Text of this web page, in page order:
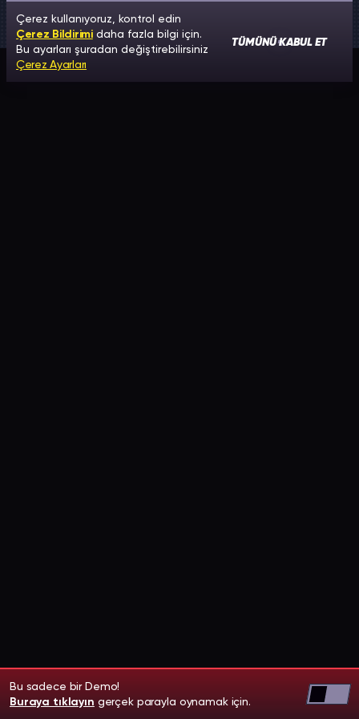
Bu sadece bir Demo!
Buraya tıklayın gerçek parayla oynamak için.
Çerez kullanıyoruz, kontrol edin
Çerez Bildirimidaha fazla bilgi için.
Bu ayarları şuradan değiştirebilirsiniz
Çerez Ayarları
TÜMÜNÜ KABUL ET